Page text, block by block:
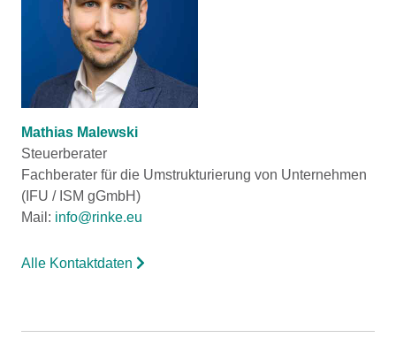
Mathias Malewski
Steuerberater
Fachberater für die Umstrukturierung von Unternehmen
(IFU / ISM gGmbH)
Mail: info@rinke.eu
Alle Kontaktdaten